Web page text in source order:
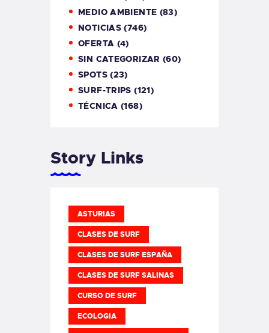
MEDIO AMBIENTE (83)
NOTICIAS (746)
OFERTA (4)
SIN CATEGORIZAR (60)
SPOTS(23)
SURF-TRIPS (121)
TÉCNICA (168)
Story Links
ASTURIAS
CLASES DE SURF
CLASES DE SURF ESPAÑA
CLASES DE SURF SALINAS
CURSO DE SURF
ECOLOGIA